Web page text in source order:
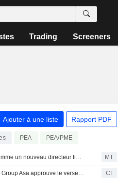
Trading Screeners
Ajouter à une liste Rapport PDF
PEA PEA/PME
Induct nomme un nouveau directeur financier pour une prise de fonction mi-août MT
Arribatec Group Asa approuve le versement d'un dividende, payable le 5 juin 2026 CI